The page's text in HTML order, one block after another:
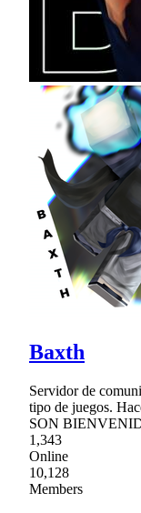
Baxth
Servidor de
tipo de juegos.
SON
1,343
Online
10,128
Members